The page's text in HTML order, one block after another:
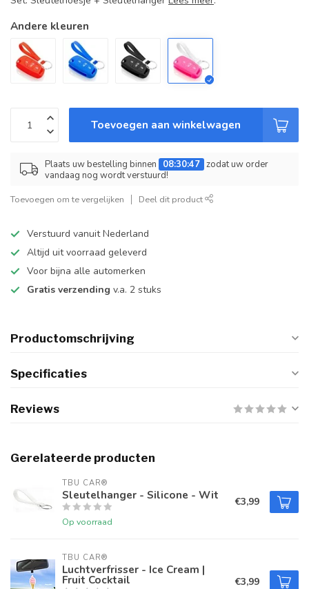
Andere kleuren
Toevoegen aan winkelwagen
Plaats uw bestelling binnen 08:30:47 zodat uw order
vandaag nog wordt verstuurd!
Toevoegen om te vergelijken Deel dit product
Verstuurd vanuit Nederland
Altijd uit voorraad geleverd
Voor bijna alle automerken
Gratis verzending v.a. 2 stuks
Productomschrijving
Specificaties
Reviews
Gerelateerde producten
TBU CAR®
Sleutelhanger - Silicone - Wit
Op voorraad
€3,99
TBU CAR®
Luchtverfrisser - Ice Cream |
Fruit Cocktail €3,99